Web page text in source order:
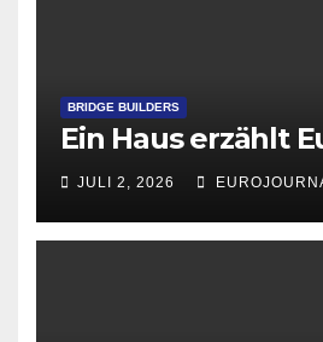
BRIDGE BUILDERS
Ein Haus erzählt
JULI 2, 2026